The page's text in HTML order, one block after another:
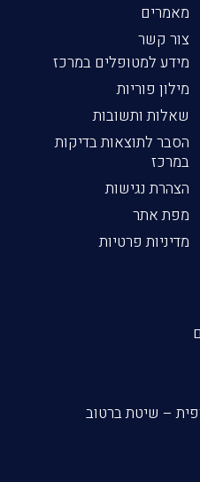
מאמרים
צור קשר
מידע למטופלים במרכז
מילון פוריות
שאלות ותשובות
הסבר לתוצאות בדיקות
במרכז
הצהרת נגישות
מפת אתר
מדיניות פרטיות
– שיטת ברטוב